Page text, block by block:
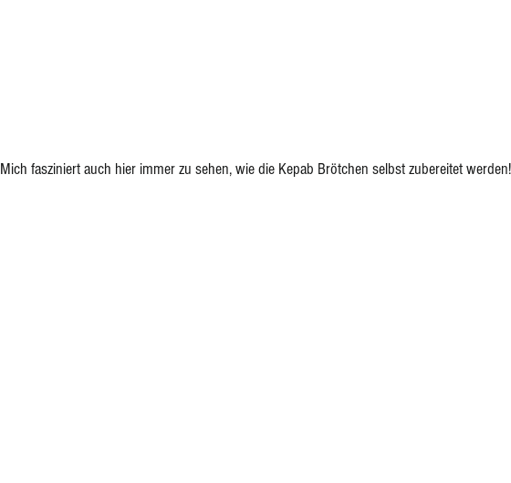
Mich fasziniert auch hier immer zu sehen, wie die Kepab Brötchen selbst zubereitet werden!